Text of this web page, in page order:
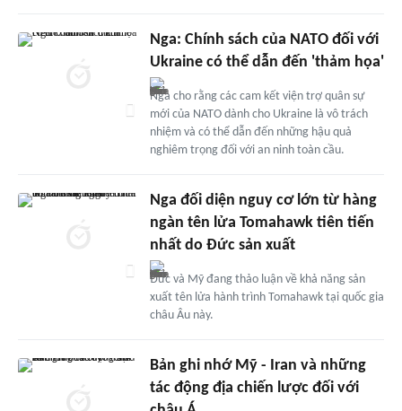
Nga: Chính sách của NATO đối với
Ukraine có thể dẫn đến 'thảm họa'
Nga cho rằng các cam kết viện trợ quân sự
mới của NATO dành cho Ukraine là vô trách
nhiệm và có thể dẫn đến những hậu quả
nghiêm trọng đối với an ninh toàn cầu.
Nga đối diện nguy cơ lớn từ hàng
ngàn tên lửa Tomahawk tiên tiến
nhất do Đức sản xuất
Đức và Mỹ đang thảo luận về khả năng sản
xuất tên lửa hành trình Tomahawk tại quốc gia
châu Âu này.
Bản ghi nhớ Mỹ - Iran và những
tác động địa chiến lược đối với